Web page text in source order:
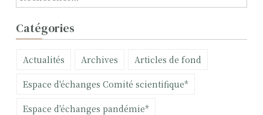
e
h
Catégories
Actualités Archives Articles de fond
Espace d'échanges Comité scientifique*
Espace d'échanges pandémie*